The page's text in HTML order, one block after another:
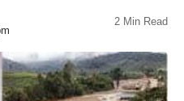
2 Min Read